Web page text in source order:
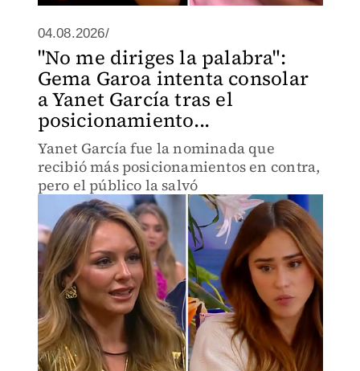
04.08.2026/
"No me diriges la palabra":
Gema Garoa intenta consolar
a Yanet García tras el
posicionamiento...
Yanet García fue la nominada que
recibió más posicionamientos en contra,
pero el público la salvó